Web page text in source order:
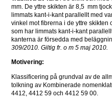
mm. De yttre skikten är 8,5  mm
limmats kant-i-kant parallellt med
vinkel mot fibrerna i de yttre skikten
som har limmats kant-i-kant
kanterna är försedda med
309/2010. Giltig fr. o m 5 maj 2010.
Motivering:
Klassificering på grundval av de
tolkning av Kombinerade
4412, 4412 59 och 4412 59 00.